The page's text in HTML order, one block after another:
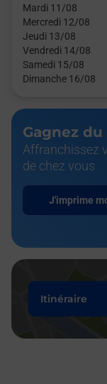
Mardi 11/08
Mercredi 12/08
Jeudi 13/08
Vendredi 14/08
Samedi 15/08
Dimanche 16/08
Gagnez
Affranchissez
de chez vous
J'imprime
Itinéraire